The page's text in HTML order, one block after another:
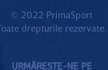
© 2022 PrimaSport
drepturile rezervate.
URMĂREȘTE-NE PE